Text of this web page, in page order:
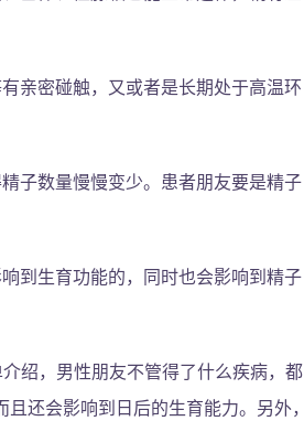
亲密碰触，又或者是长期处于高温环
子数量慢慢变少。患者朋友要是精子
到生育功能的，同时也会影响到精子
绍，男性朋友不管得了什么疾病，都
还会影响到日后的生育能力。另外，